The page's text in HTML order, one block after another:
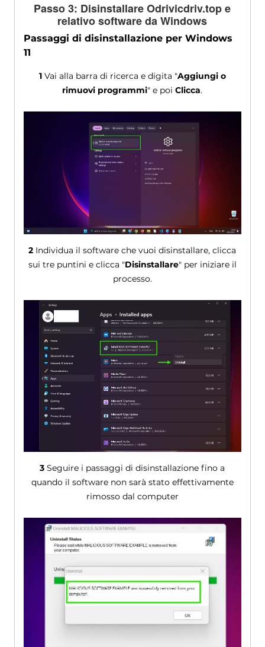
Passo 3: Disinstallare Odrivicdriv.top e
relativo software da Windows
Passaggi di disinstallazione per Windows
11
1Vai alla barra di ricerca e digita "Aggiungi o
rimuovi programmi" e poiClicca.
2 Individua il software che vuoi disinstallare, clicca
sui tre puntini e clicca "Disinstallare" per iniziare il
processo.
3 Seguire i passaggi di disinstallazione fino a
quando il software non sarà stato effettivamente
rimosso dal computer